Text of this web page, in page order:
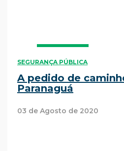
SEGURANÇA PÚBLICA
A pedido de
Paranaguá
03 de Agosto de 2020